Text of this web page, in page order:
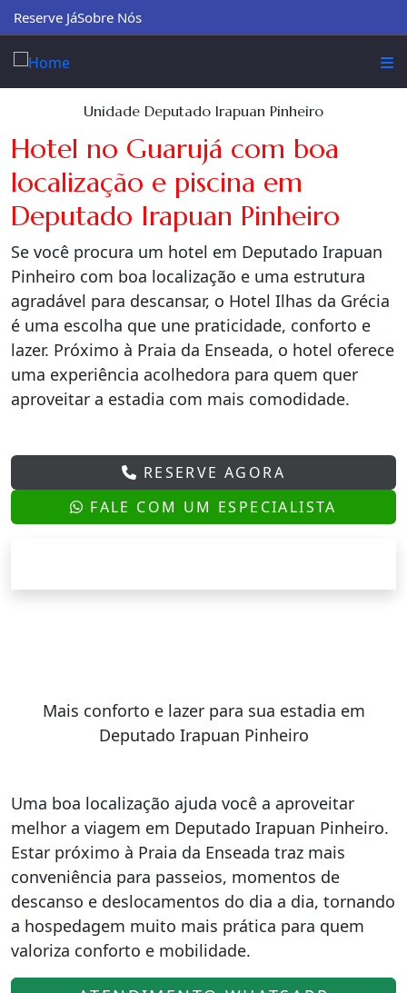
Reserve JáSobre Nós
Unidade Deputado Irapuan Pinheiro
Hotel no Guarujá com boa
localização e piscina em
Deputado Irapuan Pinheiro
Se você procura um hotel em Deputado Irapuan
Pinheiro com boa localização e uma estrutura
agradável para descansar, o Hotel Ilhas da Grécia
é uma escolha que une praticidade, conforto e
lazer. Próximo à Praia da Enseada, o hotel oferece
uma experiência acolhedora para quem quer
aproveitar a estadia com mais comodidade.
RESERVE AGORA
FALE COM UM ESPECIALISTA
Mais conforto e lazer para sua estadia em
Deputado Irapuan Pinheiro
Uma boa localização ajuda você a aproveitar
melhor a viagem em Deputado Irapuan Pinheiro.
Estar próximo à Praia da Enseada traz mais
conveniência para passeios, momentos de
descanso e deslocamentos do dia a dia, tornando
a hospedagem muito mais prática para quem
valoriza conforto e mobilidade.